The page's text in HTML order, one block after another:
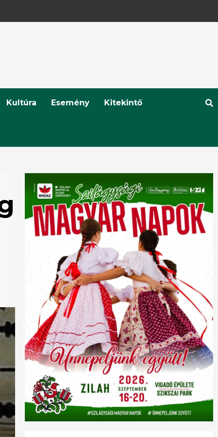
Kultúra Esemény Kitekintő